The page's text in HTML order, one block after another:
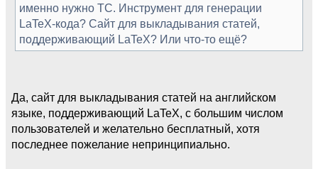
именно нужно ТС. Инструмент для генерации
LaTeX-кода? Сайт для выкладывания статей,
поддерживающий LaTeX? Или что-то ещё?
Да, сайт для выкладывания статей на английском
языке, поддерживающий LaTeX, с большим числом
пользователей и желательно бесплатный, хотя
последнее пожелание непринципиально.